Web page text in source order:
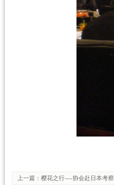
上一篇： 樱花之行----协会赴日本考察